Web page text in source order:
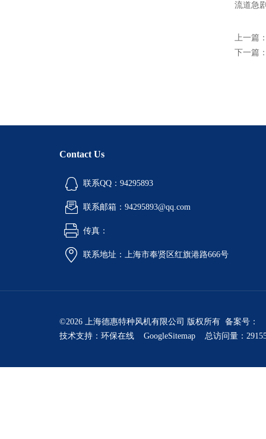
流道急
上一篇
下一篇
Contact Us
联系QQ：94295893
联系邮箱：94295893@qq.com
传真：
联系地址：上海市奉贤区红旗港路666号
©2026 上海德惠特种风机有限公司 版权所有 备案号：
技术支持： 环保在线 GoogleSitemap 总访问量：